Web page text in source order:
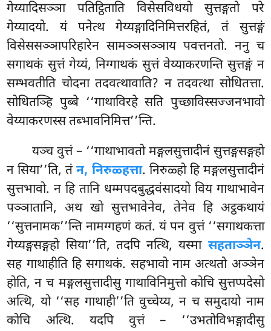
गेय्यादिसञ्ञा पतिट्ठिताति विसेसविधयो सुत्तङ्गतो परे
गेय्यादयो. यं पनेत्थ गेय्यङ्गादिनिमित्तरहितं, तं सुत्तङ्गं
विसेससञ्ञापरिहारेन सामञ्ञसञ्ञाय पवत्तनतो. ननु च
सगाथकं सुत्तं गेय्यं, निग्गाथकं सुत्तंवेय्याकरणन्ति सुत्तङ्गं न
सम्भवतीति चोदना तदवत्थावाति? न तदवत्था सोधितत्ता.
सोधितञ्हि पुब्बे ‘‘गाथाविरहे सति पुच्छाविस्सज्जनभावो
वेय्याकरणस्स तब्भावनिमित्त’’न्ति.
यञ्च वुत्तं – ‘‘गाथाभावतो मङ्गलसुत्तादीनं सुत्तङ्गसङ्गहो
न सिया’’ति, तंन, निरुळ्हत्ता. निरुळ्हो हि मङ्गलसुत्तादीनं
सुत्तभावो. न हि तानि धम्मपदबुद्धवंसादयो विय गाथाभावेन
पञ्ञातानि, अथ खो सुत्तभावेनेव, तेनेव हि अट्ठकथायं
‘‘सुत्तनामक’’न्ति नामग्गहणं कतं. यं पन वुत्तं ‘‘सगाथकत्ता
गेय्यङ्गसङ्गहो सिया’’ति, तदपि नत्थि, यस्मा सहताञ्ञेन.
सह गाथाहीति हि सगाथकं. सहभावो नाम अत्थतो अञ्ञेन
होति, न च मङ्गलसुत्तादीसु गाथाविनिमुत्तो कोचि सुत्तप्पदेसो
अत्थि, यो ‘‘सह गाथाही’’ति वुच्चेय्य, न च समुदायो नाम
कोचि अत्थि. यदपि वुत्तं – ‘‘उभतोविभङ्गादीसु